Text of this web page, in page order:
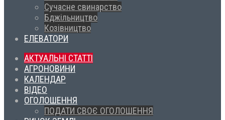
Сучасне свинарство
Бджільництво
Козівництво
ЕЛЕВАТОРИ
АКТУАЛЬНІ СТАТТІ
АГРОНОВИНИ
КАЛЕНДАР
ВІДЕО
ОГОЛОШЕННЯ
ПОДАТИ СВОЄ ОГОЛОШЕННЯ